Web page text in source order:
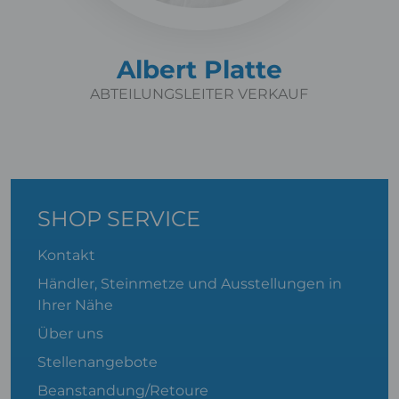
Albert Platte
ABTEILUNGSLEITER VERKAUF
SHOP SERVICE
Kontakt
Händler, Steinmetze und Ausstellungen in
Ihrer Nähe
Über uns
Stellenangebote
Beanstandung/Retoure